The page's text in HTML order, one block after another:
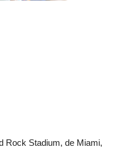
Rock Stadium, de Miami,